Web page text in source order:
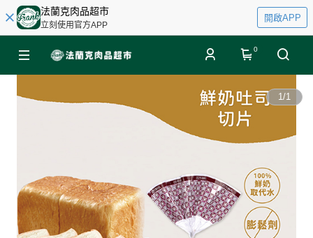
法蘭克肉品超市
立刻使用官方APP
開啟APP
0
1/1